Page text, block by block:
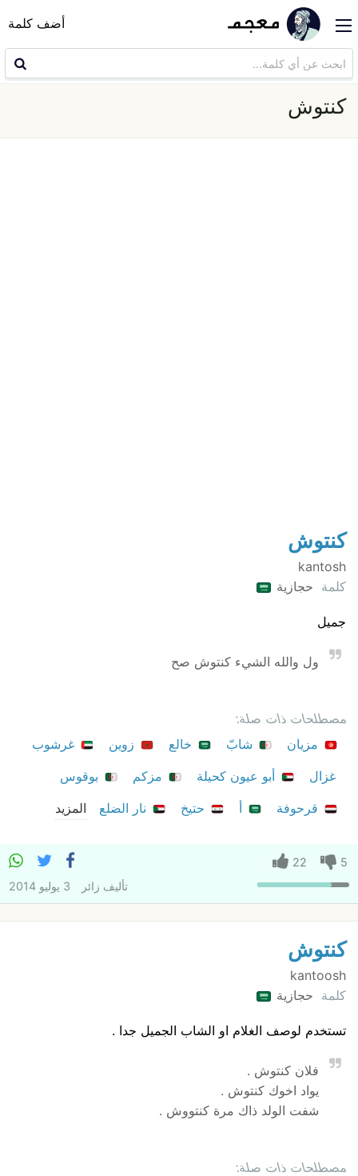
أضف كلمة
كنتوش
كنتوش
kantosh
كلمة حجازية
جميل
ول والله الشيء كنتوش صح
مصطلحات ذات صلة:
مزيان
شابّ خالع زوين
غرشوب
غزال
أبو عيون كحيلة مزكم
بوقوس
قرحوفة
أ حتيخ نار الضلع المزيد
5
22
تأليف زائر 3 يوليو 2014
كنتوش
kantoosh
كلمة حجازية
تستخدم لوصف الغلام او الشاب الجميل جدا .
فلان كنتوش .
يواد اخوك كنتوش .
شفت الولد ذاك مرة كنتووش .
مصطلحات ذات صلة: